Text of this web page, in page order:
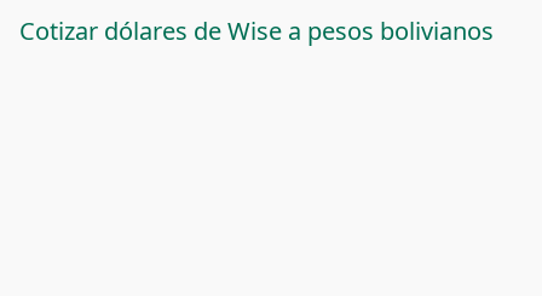
Cotizar dólares de Wise a pesos bolivianos